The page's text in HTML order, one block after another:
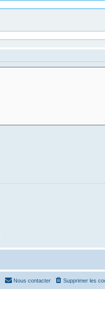
Supprimer les
Nous contacter